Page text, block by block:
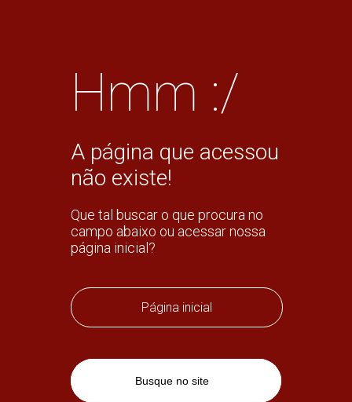
Hmm :/
A página que acessou
não existe!
Que tal buscar o que procura no
campo abaixo ou acessar nossa
página inicial?
Página inicial